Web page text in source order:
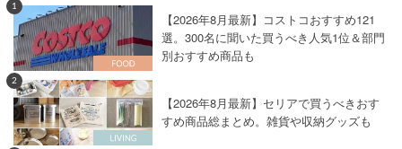
1
【2026年8月最新】コストコおすすめ121
選。300名に聞いた買うべき人気1位＆部門
別おすすめ商品も
2
【2026年8月最新】セリアで買うべきおす
すめ商品総まとめ。雑貨や収納グッズも